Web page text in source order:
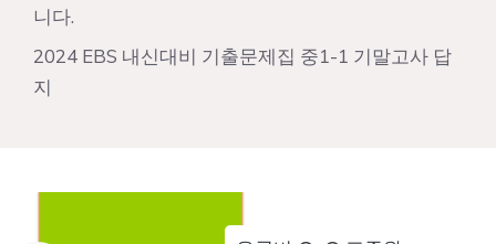
니다.
2024 EBS 내신대비 기출문제집 중1-1 기말고사 답
지